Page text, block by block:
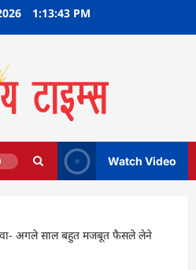
1:13:44 PM
Watch Video
अगले साल बहुत मजबूत फैसले लेने